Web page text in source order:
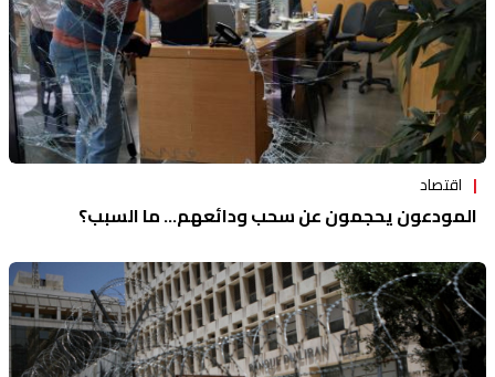
اقتصاد
المودعون يحجمون عن سحب ودائعهم... ما السبب؟